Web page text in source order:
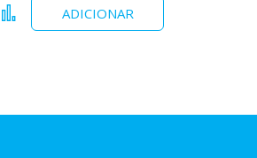
ADICIONAR
a favoritos
Comparar